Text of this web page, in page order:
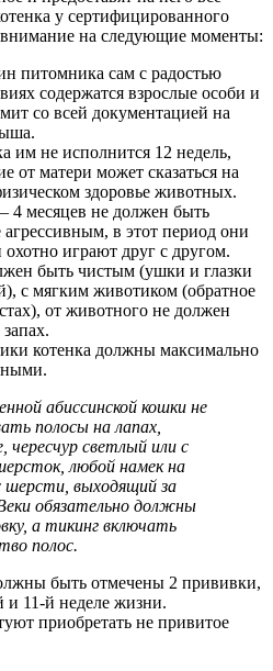
у сертифицированного
внимание на следующие моменты:
питомника сам с радостью
содержатся взрослые особи и
со всей документацией на
им не исполнится 12 недель,
от матери может сказаться на
здоровье животных.
4 месяцев не должен быть
в этот период они
играют друг с другом.
быть чистым (ушки и глазки
с мягким животиком (обратное
от животного не должен
котенка должны максимально
абиссинской кошки не
полосы на лапах,
чересчур светлый или с
любой намек на
шерсти, выходящий за
обязательно должны
а тикинг включать
полос.
быть отмечены 2 прививки,
и 11-й неделе жизни.
приобретать не привитое